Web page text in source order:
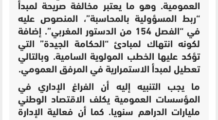
العمومية. وهو ما يعتبر مخالفة صريحة لمبدأ
“ربط المسؤولية بالمحاسبة”، المنصوص عليه
في “الفصل 154 من الدستور المغربي”. إضافة
لكونه انتهاك لمبادئ “الحكامة الجيدة” التي
تؤكد عليها الخطب المولوية السامية. وبالتالي
تعطيل لمبدأ الاستمرارية في المرفق العمومي.
ما يجب التنبيه إليه أن الفراغ الإداري في
المؤسسات العمومية يكلف الاقتصاد الوطني
مليارات الدراهم سنويا. كما أن فعالية الإدارة